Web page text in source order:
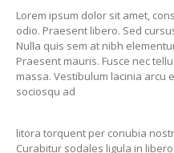
Lorem ipsum dolor sit amet,
odio. Praesent libero. Sed
Nulla quis sem at nibh
Praesent mauris. Fusce nec
massa. Vestibulum lacinia arcu
sociosqu ad
litora torquent per conubia
Curabitur sodales ligula in